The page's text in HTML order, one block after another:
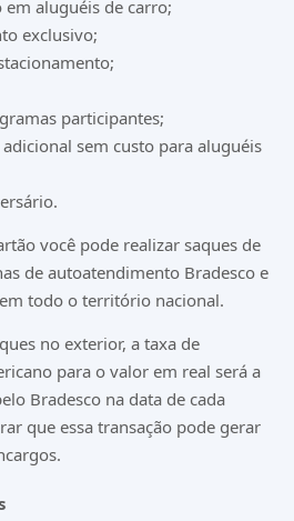
em aluguéis de carro;
exclusivo;
participantes;
sem custo para aluguéis
você pode realizar saques de
de autoatendimento Bradesco e
todo o território nacional.
no exterior, a taxa de
para o valor em real será a
Bradesco na data de cada
que essa transação pode gerar